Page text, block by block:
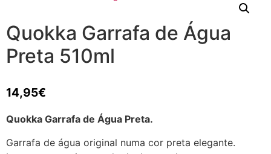
Quokka Garrafa de Água
Preta 510ml
14,95€
Quokka Garrafa de Água Preta.
Garrafa de água original numa cor preta elegante.